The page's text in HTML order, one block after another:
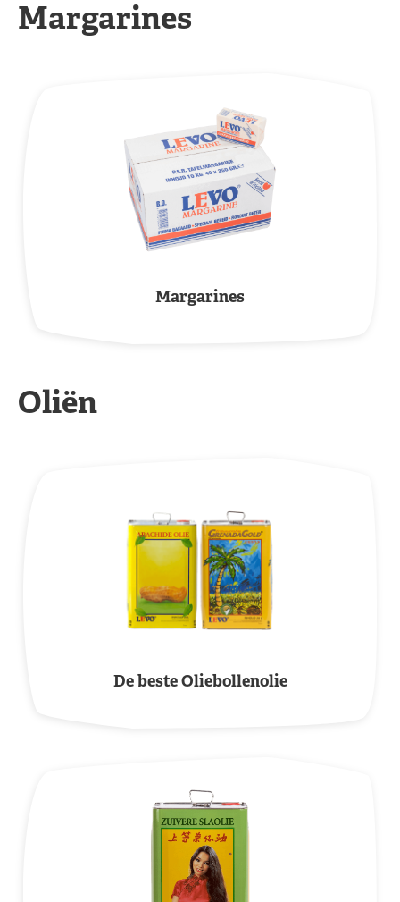
Margarines
Margarines
Oliën
De beste Oliebollenolie